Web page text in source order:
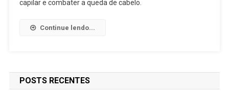
capilar e combater a queda de cabelo.
Continue lendo...
POSTS RECENTES